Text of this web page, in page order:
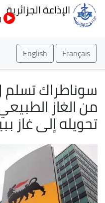
الإذاعة الجزائرية
Français
English
سوناطراك تسلم
من الغاز
تحويله إلى غاز